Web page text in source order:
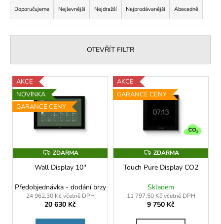
a
z
e
í
p
r
o
d
t
Doporučujeme Nejlevnější Nejdražší Nejprodávanější Abecedně
OTEVŘÍT FILTR
V
ý
p
p
r
d
AKCE
NOVINKA
GARANCE CENY
Z
D
A
A
ZDARMA
Wall Display 10''
Předobjednávka - dodání brzy
24 962,30 Kč včetně DPH
20 630 Kč
AKCE
GARANCE CENY
Z
D
A
A
ZDARMA
Touch Pure Display CO2
Skladem
11 797,50 Kč včetně DPH
9 750 Kč